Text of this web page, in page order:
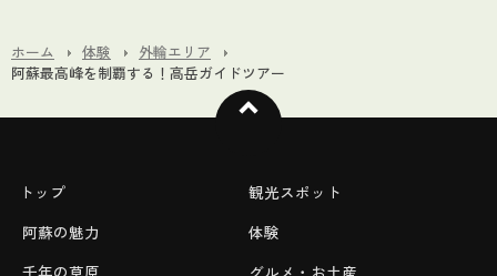
ホーム 体験
外輪エリア
阿蘇最高峰を制覇する！高岳ガイドツアー
トップ
阿蘇の魅力
観光スポット
体験